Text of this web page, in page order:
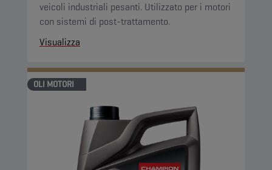
veicoli industriali pesanti. Utilizzato per i motori
con sistemi di post-trattamento.
Visualizza
OLI MOTORI